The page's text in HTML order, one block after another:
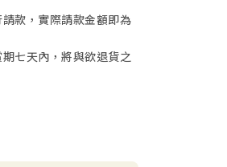
款，實際請款金額即為
七天內，將與欲退貨之